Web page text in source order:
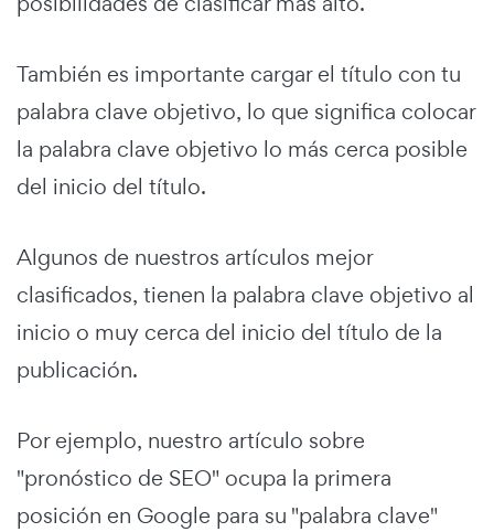
También es importante cargar el título con tu
palabra clave objetivo, lo que significa colocar
la palabra clave objetivo lo más cerca posible
del inicio del título.
Algunos de nuestros artículos mejor
clasificados, tienen la palabra clave objetivo al
inicio o muy cerca del inicio del título de la
publicación.
Por ejemplo, nuestro artículo sobre
"pronóstico de SEO" ocupa la primera
posición en Google para su "palabra clave"